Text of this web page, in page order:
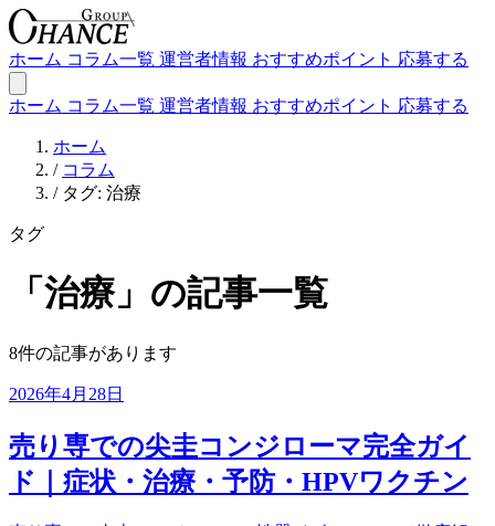
ホーム コラム一覧 運営者情報 おすすめポイント 応募する
ホーム コラム一覧 運営者情報 おすすめポイント 応募する
ホーム
/ コラム
/ タグ: 治療
タグ
「治療」の記事一覧
8件の記事があります
2026年4月28日
売り専での尖圭コンジローマ完全ガイ
ド｜症状・治療・予防・HPVワクチン